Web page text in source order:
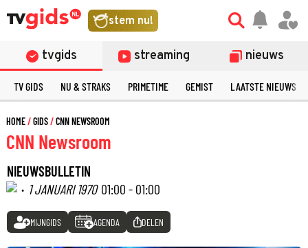
stem nu!
tvgids streaming nieuws
TV GIDS NU & STRAKS PRIMETIME GEMIST LAATSTE NIEUWS
HOME GIDS CNN NEWSROOM
CNN Newsroom
NIEUWSBULLETIN
· 1 JANUARI 1970 01:00 - 01:00
MIJNGIDS AGENDA DELEN